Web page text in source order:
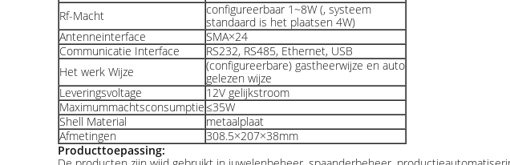
Rf-Macht
configureerbaar 1~8W (, systeem
standaard is het plaatsen 4W)
Antenneinterface
SMA×24
Communicatie Interface
RS232, RS485, Ethernet, USB
Het werk Wijze
(configureerbare) gastheerwijze en auto
gelezen wijze
Leveringsvoltage
12V gelijkstroom
Maximummachtsconsumptie≤35W
Shell Material
metaalplaat
Afmetingen
308.5×207×38mm
Producttoepassing: